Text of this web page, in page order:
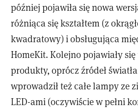
później pojawiła się nowa
różniąca się kształtem (z
kwadratowy) i obsługująca
HomeKit. Kolejno pojawiały się
produkty, oprócz źródeł
wprowadził też całe lampy ze
LED-ami (oczywiście w pełni